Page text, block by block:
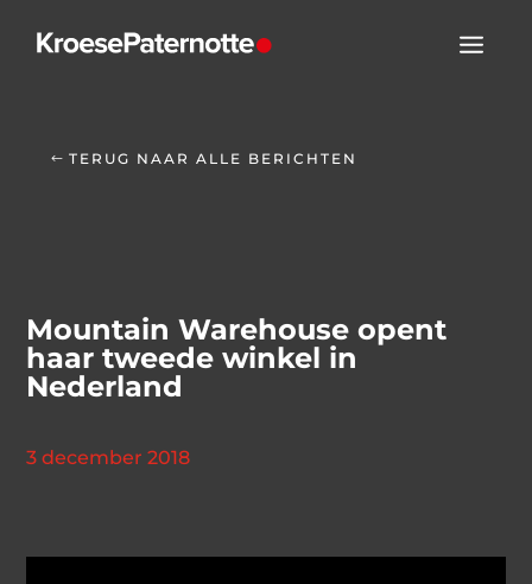
TERUG NAAR ALLE BERICHTEN
Mountain Warehouse opent
haar tweede winkel in
Nederland
3 december 2018